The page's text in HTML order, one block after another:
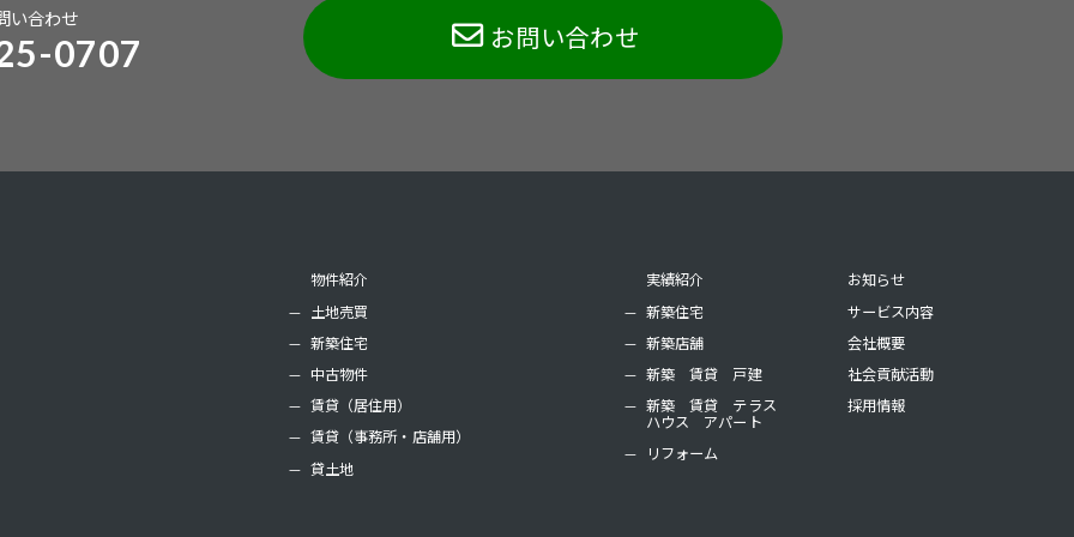
い合わせ
0707 お問い合わせ
物件紹介
土地売買
新築住宅
中古物件
賃貸（居住用）
賃貸（事務所・店舗用）
貸土地
実績紹介
新築住宅
新築店舗
新築 賃貸 戸建
新築 賃貸 テラス
ハウス アパート
リフォーム
お知らせ
サービス内容
会社概要
社会貢献活動
採用情報